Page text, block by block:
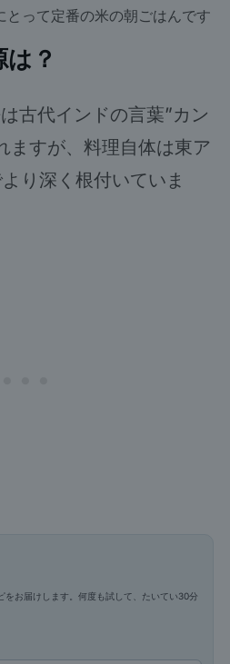
とって定番の米の朝ごはんです
？
古代インドの言葉”カン
ますが、料理自体は東ア
り深く根付いていま
をお届けします。何度も試して、たいてい30分